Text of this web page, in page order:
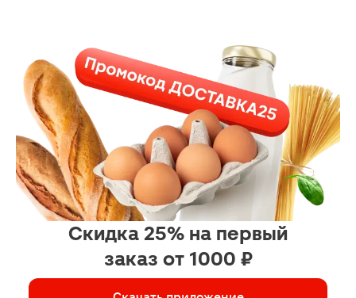
Скидка 25% на первый
заказ от 1000 ₽